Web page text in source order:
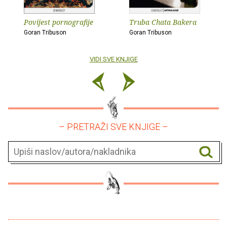
Povijest pornografije
Goran Tribuson
Truba Chata Bakera
Goran Tribuson
VIDI SVE KNJIGE
– PRETRAŽI SVE KNJIGE –